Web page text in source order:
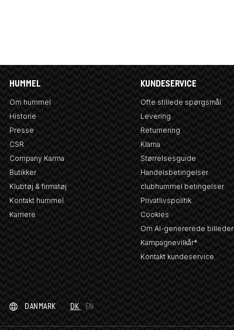
HUMMEL
Om hummel
Historie
Presse
CSR
Company Karma
Butikker
Klubtøj & firmatøj
Kontakt hummel
Karriere
KUNDESERVICE
Ofte stillede spørgsmål
Levering
Returnering
Klarna
Størrelsesguide
Handelsbetingelser
clubhummel betingelser
Privatlivspolitik
Cookies
Om AI-genererede billeder
Kampagnevilkår*
Kontakt kundeservice
DANMARK DK EN